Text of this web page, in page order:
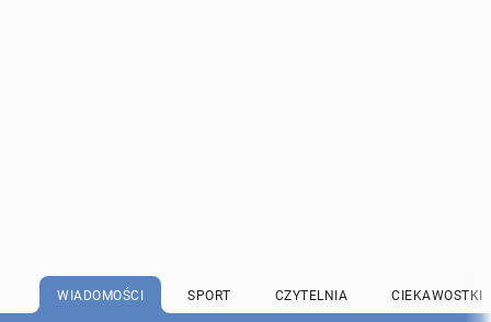
WIADOMOŚCI SPORT CZYTELNIA CIEKAWOSTKI